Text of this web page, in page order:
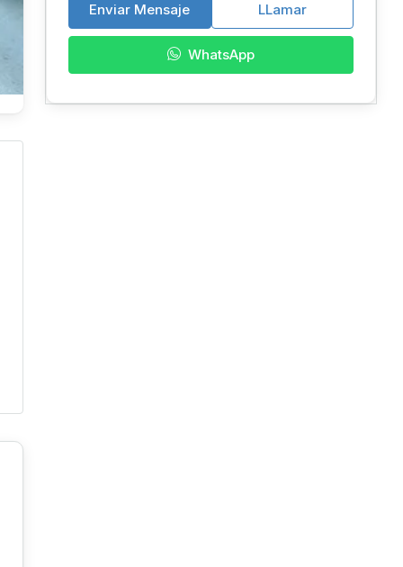
Enviar Mensaje LLamar
WhatsApp